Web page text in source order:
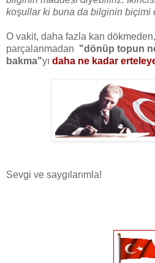
koşullar ki buna da bilginin biçimi
O vakit, daha fazla kan
parçalanmadan "dönüp topun
bakma"yı daha ne kadar
Sevgi ve saygılarımla!